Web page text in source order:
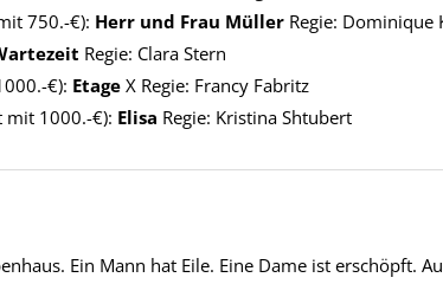
750.-€): Herr und Frau Müller Regie: Dominique
Regie: Clara Stern
€): EtageX Regie: Francy Fabritz
mit 1000.-€): Elisa Regie: Kristina Shtubert
Ein Mann hat Eile. Eine Dame ist erschöpft.